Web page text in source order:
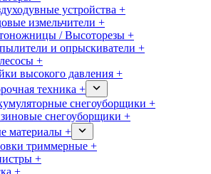
устройства +
измельчители +
/ Высоторезы +
и опрыскиватели +
+
высокого давления +
техника +
снегоуборщики +
снегоуборщики +
материалы +
триммерные +
+
+